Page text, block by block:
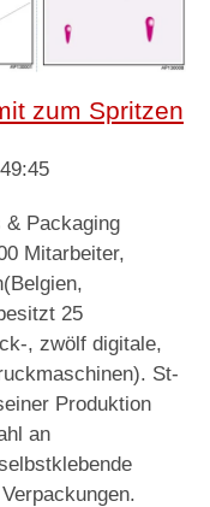
zum Spritzen
& Packaging
Mitarbeiter,
25
, zwölf digitale,
St-
Produktion
an